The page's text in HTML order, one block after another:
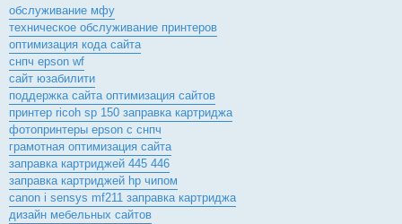
обслуживание мфу
техническое обслуживание принтеров
оптимизация кода сайта
снпч epson wf
сайт юзабилити
поддержка сайта оптимизация сайтов
принтер ricoh sp 150 заправка картриджа
фотопринтеры epson с снпч
грамотная оптимизация сайта
заправка картриджей 445 446
заправка картриджей hp чипом
canon i sensys mf211 заправка картриджа
дизайн мебельных сайтов